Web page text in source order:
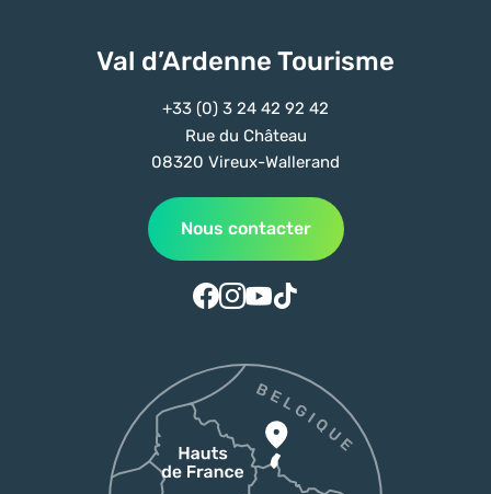
Val d’Ardenne Tourisme
+33 (0) 3 24 42 92 42
Rue du Château
08320 Vireux-Wallerand
Nous contacter
Suivez-nous sur Facebook
Suivez-nous sur Instagram
Suivez-nous sur Youtube
Suivez-nous sur Tiktok